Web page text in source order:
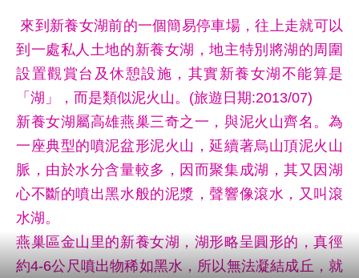
來到新養女湖前的一個簡易停車場，往上走就可以
到一處私人土地的新養女湖，地主特別將湖的周圍
設置觀賞台及休憩設施，其實新養女湖不能算是
「湖」，而是類似泥火山。(旅遊日期:2013/07)
新養女湖屬高雄燕巢三奇之一，與泥火山齊名。為
一座典型的噴泥盆形泥火山，延續著烏山頂泥火山
脈，由於水分含量較多，因而聚集成湖，其又因湖
心不斷的噴出黑水般的泥漿，聲響像滾水，又叫滾
水湖。
燕巢區金山里的新養女湖，湖形略呈圓形的，真徑
約4-6公尺噴出物稀如黑水，所以無法凝結成丘，就